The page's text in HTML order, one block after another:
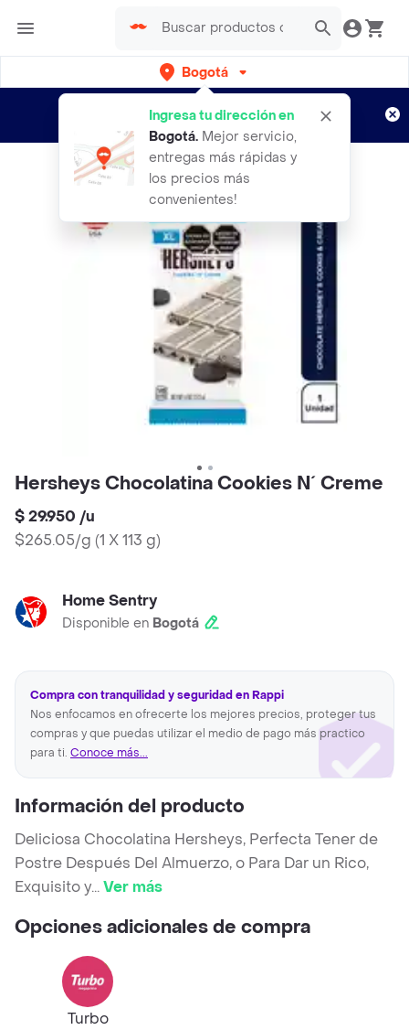
Bogotá
Ingresa tu dirección en
Bogotá. Mejor servicio,
entregas más rápidas y
los precios más
convenientes!
envíos gratis por semanas
Aplican TyC
Hersheys Chocolatina Cookies N´ Creme
$ 29.950 /u
$265.05/g (1 X 113 g)
Home Sentry
Disponible en Bogotá
Compra con tranquilidad y seguridad en Rappi
Nos enfocamos en ofrecerte los mejores precios, proteger tus
compras y que puedas utilizar el medio de pago más practico
para ti. Conoce más...
Información del producto
Deliciosa Chocolatina Hersheys, Perfecta Tener de
Postre Después Del Almuerzo, o Para Dar un Rico,
Exquisito y...Ver más
Opciones adicionales de compra
Turbo